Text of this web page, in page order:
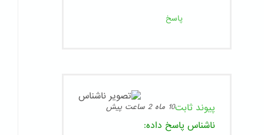
پاسخ
پیوند ثابت10 ماه 2 ساعت پیش
ناشناس پاسخ داده: